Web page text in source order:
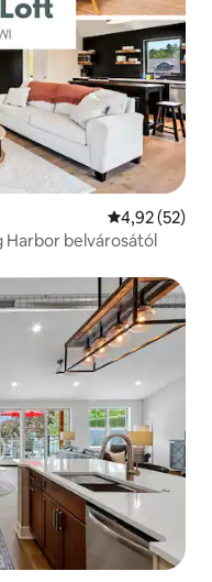
Átlagos
4,92 (52)
Harbor belvárosától